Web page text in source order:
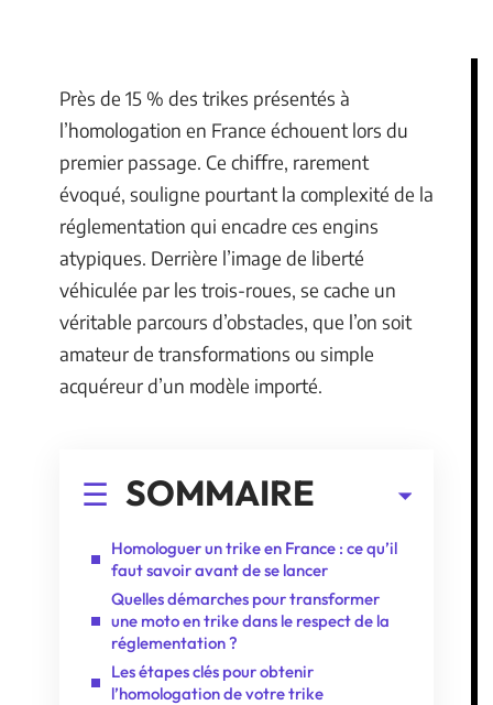
Près de 15 % des trikes présentés à
l’homologation en France échouent lors du
premier passage. Ce chiffre, rarement
évoqué, souligne pourtant la complexité de la
réglementation qui encadre ces engins
atypiques. Derrière l’image de liberté
véhiculée par les trois-roues, se cache un
véritable parcours d’obstacles, que l’on soit
amateur de transformations ou simple
acquéreur d’un modèle importé.
SOMMAIRE
Homologuer un trike en France : ce qu’il
faut savoir avant de se lancer
Quelles démarches pour transformer
une moto en trike dans le respect de la
réglementation ?
Les étapes clés pour obtenir
l’homologation de votre trike